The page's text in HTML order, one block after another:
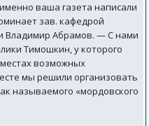
ваша газета написали
зав. кафедрой
Владимир Абрамов. — С нами
Тимошкин, у которого
возможных
мы решили организовать
называемого «мордовского